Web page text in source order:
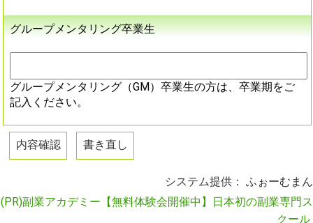
グループメンタリング卒業生
グループメンタリング（GM）卒業生の方は、卒業期をご
記入ください。
システム提供： ふぉーむまん
(PR)副業アカデミー【無料体験会開催中】日本初の副業専門ス
クール